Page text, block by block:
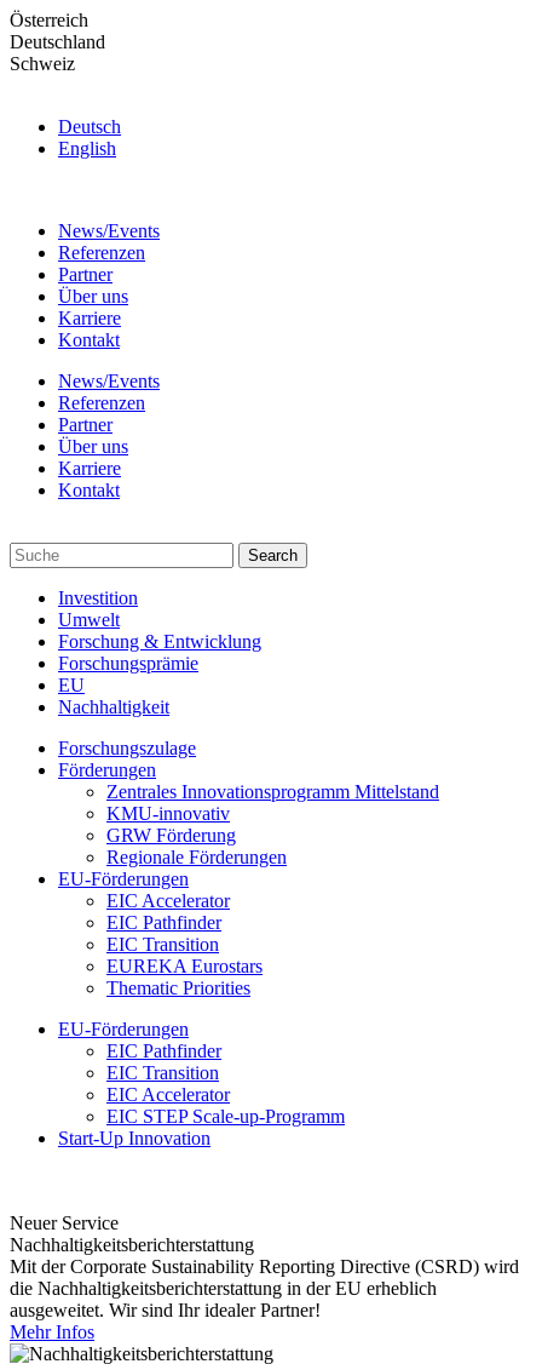
Skip
to
the
Österreich
Deutschland
Schweiz
Deutsch
English
News/Events
Referenzen
Partner
Über uns
Karriere
Kontakt
News/Events
Referenzen
Partner
Über uns
Karriere
Kontakt
Investition
Umwelt
Forschung & Entwicklung
Forschungsprämie
EU
Nachhaltigkeit
Forschungszulage
Förderungen
Zentrales Innovationsprogramm Mittelstand
KMU-innovativ
GRW Förderung
Regionale Förderungen
EU-Förderungen
EIC Accelerator
EIC Pathfinder
EIC Transition
EUREKA Eurostars
Thematic Priorities
EU-Förderungen
EIC Pathfinder
EIC Transition
EIC Accelerator
EIC STEP Scale-up-Programm
Start-Up Innovation
Neuer Service
Nachhaltigkeitsberichterstattung
Mit der Corporate Sustainability Reporting Directive (CSRD) wird
die Nachhaltigkeitsberichterstattung in der EU erheblich
ausgeweitet. Wir sind Ihr idealer Partner!
Mehr Infos